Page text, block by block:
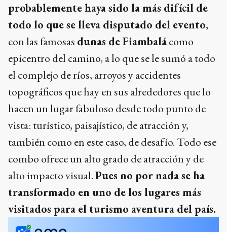
probablemente haya sido la más difícil de
todo lo que se lleva disputado del evento,
con las famosas dunas de Fiambalácomo
epicentro del camino, a lo que se le sumó a todo
el complejo de ríos, arroyos y accidentes
topográficos que hay en sus alrededores que lo
hacen un lugar fabuloso desde todo punto de
vista: turístico, paisajístico, de atracción y,
también como en este caso, de desafío. Todo ese
combo ofrece un alto grado de atracción y de
alto impacto visual.Pues no por nada se ha
transformado en uno de los lugares más
visitados para el turismo aventura del país.